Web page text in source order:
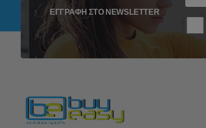
ΕΓΓΡΑΦΉ ΣΤΟ NEWSLETTER